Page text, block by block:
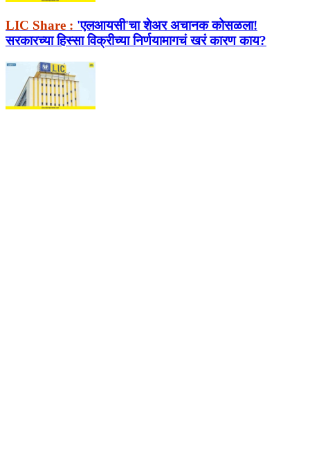
LIC Share : 'एलआयसी'चा शेअर अचानक कोसळला!
सरकारच्या हिस्सा विक्रीच्या निर्णयामागचं खरं कारण काय?